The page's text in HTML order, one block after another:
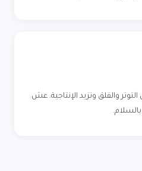
والقلق وتزيد الإنتاجية. عش